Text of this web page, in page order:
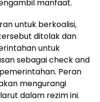
manfaat.
untuk berkoalisi,
ditolak dan
untuk
sebagai check and
Peran
mengurangi
dalam rezim ini.